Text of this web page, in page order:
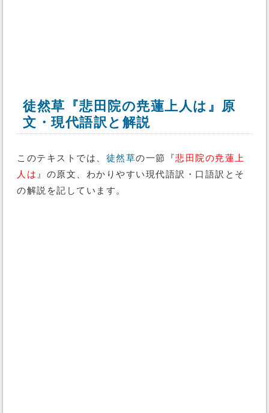
徒然草『悲田院の尭蓮上人は』原
文・現代語訳と解説
このテキストでは、 徒然草の一節『悲田院の尭蓮上
人は 』の原文、わかりやすい現代語訳・口語訳とそ
の解説を記しています。